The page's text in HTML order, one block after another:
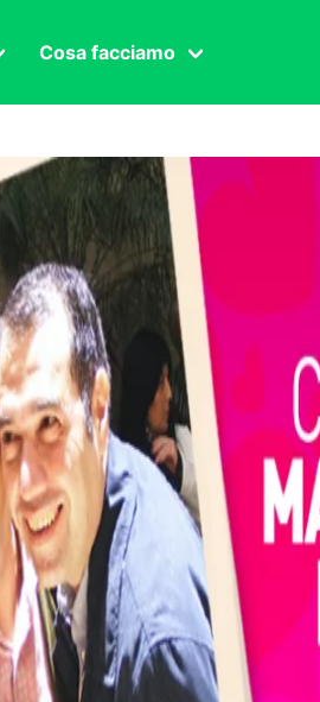
Cosa facciamo
Transgender
Diritto di famiglia
Lavoro sessuale
Salute sessuale
Transnazionale
Politica
Fuor di Pagina